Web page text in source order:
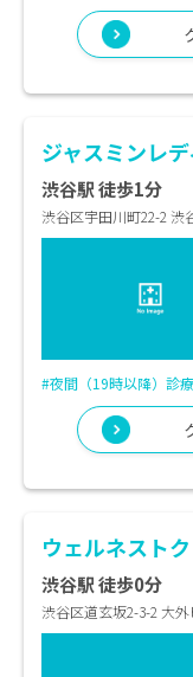
ジャスミンレ
渋谷駅 徒歩1分
渋谷区宇田川町22-2 渋
#夜間（19時以降）診療
ウェルネスト
渋谷駅 徒歩0分
渋谷区道玄坂2-3-2 大外